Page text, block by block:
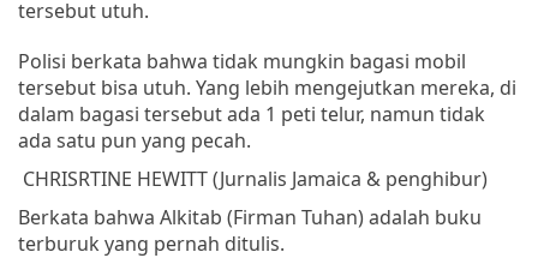
tersebut utuh.
Polisi berkata bahwa tidak mungkin bagasi mobil
tersebut bisa utuh. Yang lebih mengejutkan mereka, di
dalam bagasi tersebut ada 1 peti telur, namun tidak
ada satu pun yang pecah.
CHRISRTINE HEWITT (Jurnalis Jamaica & penghibur)
Berkata bahwa Alkitab (Firman Tuhan)adalah buku
terburuk yang pernah ditulis.